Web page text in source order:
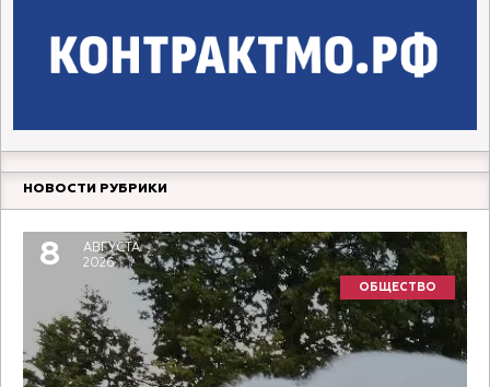
НОВОСТИ РУБРИКИ
8
АВГУСТА
2026
ОБЩЕСТВО